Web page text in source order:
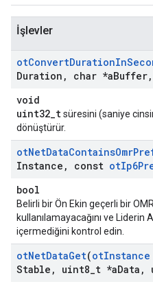
İşlevler
otConvertDurationIn
Duration , char *aBuffer,
void
uint32_tsüresini (saniye
dönüştürür.
otNetDataContainsOmr
Instance , const ot
bool
Belirli bir Ön Ekin geçerli bir
kullanılamayacağını ve
içermediğini kontrol edin.
otNetDataGet(otInstance
Stable , uint8 t *aData ,